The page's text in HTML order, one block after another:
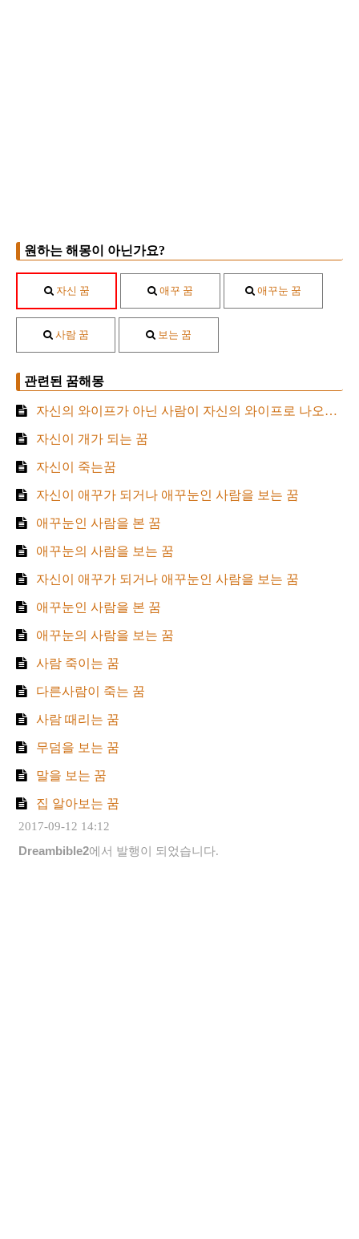
원하는 해몽이 아닌가요?
자신 꿈 애꾸 꿈 애꾸눈 꿈
사람 꿈 보는 꿈
관련된 꿈해몽
자신의 와이프가 아닌 사람이 자신의 와이프로 나오는 꿈
자신이 개가 되는 꿈
자신이 죽는꿈
자신이 애꾸가 되거나 애꾸눈인 사람을 보는 꿈
애꾸눈인 사람을 본 꿈
애꾸눈의 사람을 보는 꿈
자신이 애꾸가 되거나 애꾸눈인 사람을 보는 꿈
애꾸눈인 사람을 본 꿈
애꾸눈의 사람을 보는 꿈
사람 죽이는 꿈
다른사람이 죽는 꿈
사람 때리는 꿈
무덤을 보는 꿈
말을 보는 꿈
집 알아보는 꿈
2017-09-12 14:12
Dreambible2에서 발행이 되었습니다.